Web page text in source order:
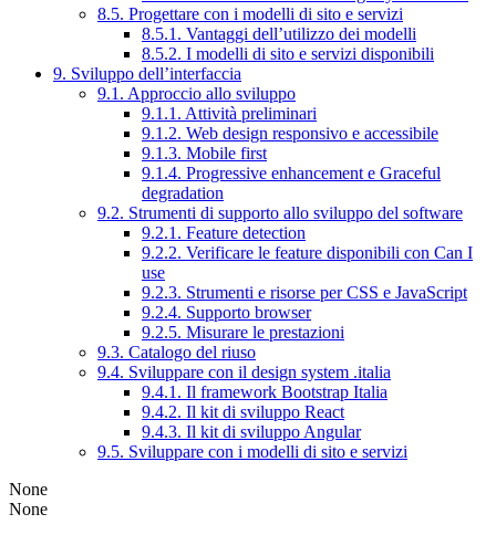
8.5. Progettare con i modelli di sito e servizi
8.5.1. Vantaggi dell’utilizzo dei modelli
8.5.2. I modelli di sito e servizi disponibili
9. Sviluppo dell’interfaccia
9.1. Approccio allo sviluppo
9.1.1. Attività preliminari
9.1.2. Web design responsivo e accessibile
9.1.3. Mobile first
9.1.4. Progressive enhancement e Graceful
degradation
9.2. Strumenti di supporto allo sviluppo del software
9.2.1. Feature detection
9.2.2. Verificare le feature disponibili con Can I
use
9.2.3. Strumenti e risorse per CSS e JavaScript
9.2.4. Supporto browser
9.2.5. Misurare le prestazioni
9.3. Catalogo del riuso
9.4. Sviluppare con il design system .italia
9.4.1. Il framework Bootstrap Italia
9.4.2. Il kit di sviluppo React
9.4.3. Il kit di sviluppo Angular
9.5. Sviluppare con i modelli di sito e servizi
None
None